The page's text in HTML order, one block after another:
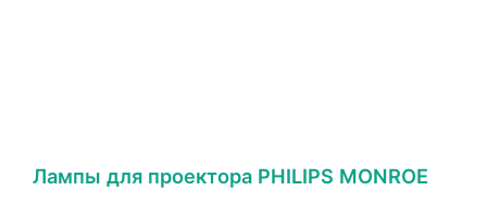
Лампы для проектора PHILIPS MONROE